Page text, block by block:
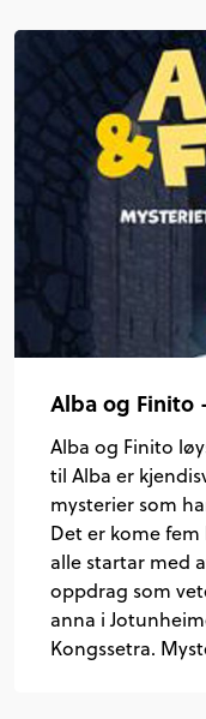
Alba og Finito
Alba og Finito
til Alba er
mysterier som
Det er kome
alle startar med
oppdrag som
anna i
Kongssetra.